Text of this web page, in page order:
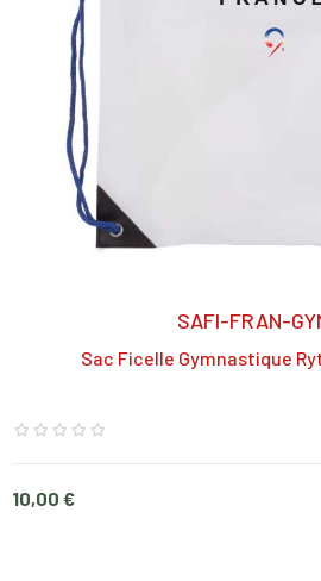
SAFI-FRAN-
Sac Ficelle Gymnastique
Prix
10,00 €